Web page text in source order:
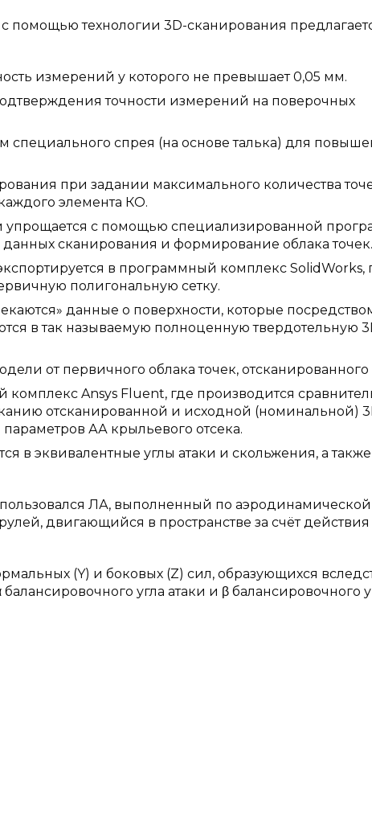
технологии 3D-сканирования
измерений у которого не превышает 0,05 мм.
точности измерений на поверочных
специального спрея (на основе талька) для
при задании максимального количества
элемента КО.
упрощается с помощью специализированной
сканирования и формирование облака точек.
в программный комплекс SolidWorks,
полигональную сетку.
данные о поверхности, которые
в так называемую полноценную твердотельную
от первичного облака точек,
Ansys Fluent, где производится
отсканированной и исходной (номинальной)
АА крыльевого отсека.
в эквивалентные углы атаки и скольжения, а
ЛА, выполненный по аэродинамической
двигающийся в пространстве за счёт действия
(Y) и боковых (Z) сил, образующихся
угла атаки и β балансировочного